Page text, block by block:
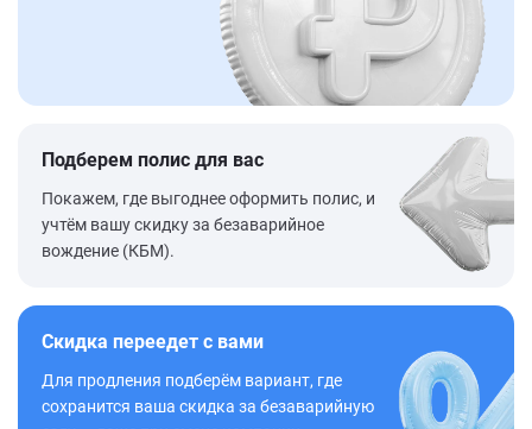
Подберем полис для вас
Покажем, где выгоднее оформить полис, и
учтём вашу скидку за безаварийное
вождение (КБМ).
Скидка переедет с вами
Для продления подберём вариант, где
сохранится ваша скидка за безаварийную